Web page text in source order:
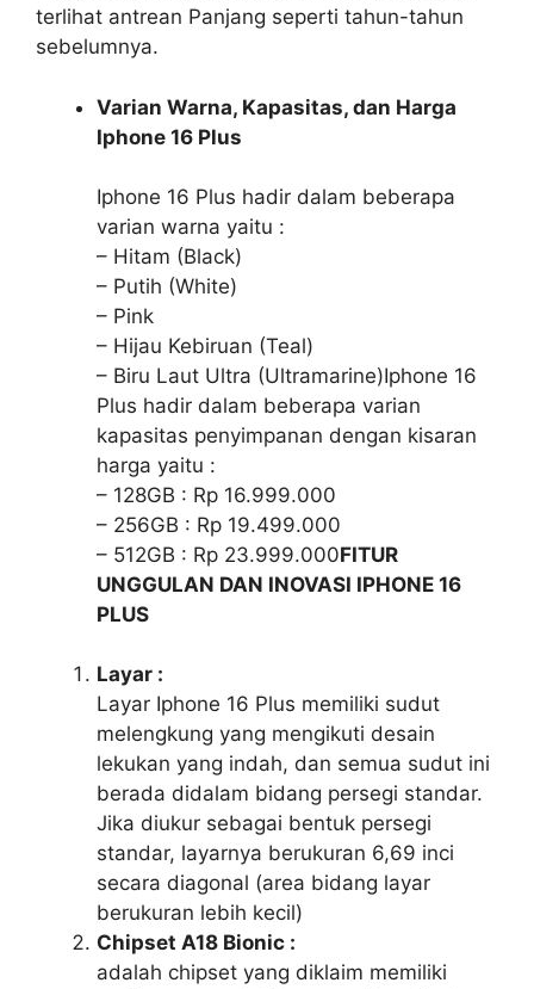
terlihat antrean Panjang seperti tahun-tahun
sebelumnya.
Varian Warna, Kapasitas, dan Harga
Iphone 16 Plus
Iphone 16 Plus hadir dalam beberapa
varian warna yaitu :
– Hitam (Black)
– Putih (White)
– Pink
– Hijau Kebiruan (Teal)
– Biru Laut Ultra (Ultramarine)Iphone 16
Plus hadir dalam beberapa varian
kapasitas penyimpanan dengan kisaran
harga yaitu :
– 128GB : Rp 16.999.000
– 256GB : Rp 19.499.000
– 512GB : Rp 23.999.000FITUR
UNGGULAN DAN INOVASI IPHONE 16
PLUS
Layar :
Layar Iphone 16 Plus memiliki sudut
melengkung yang mengikuti desain
lekukan yang indah, dan semua sudut ini
berada didalam bidang persegi standar.
Jika diukur sebagai bentuk persegi
standar, layarnya berukuran 6,69 inci
secara diagonal (area bidang layar
berukuran lebih kecil)
Chipset A18 Bionic :
adalah chipset yang diklaim memiliki